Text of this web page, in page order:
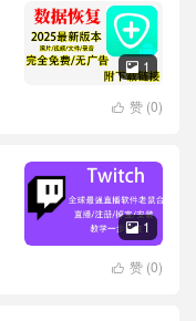
 1
 赞 (0)
 1
 赞 (0)